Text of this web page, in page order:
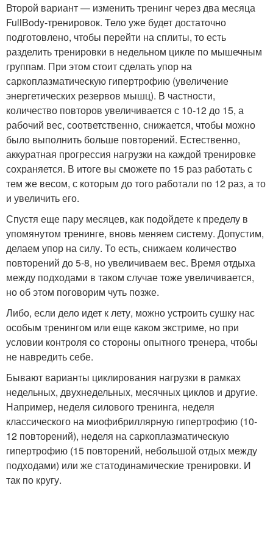
Второй вариант — изменить тренинг через два месяца
FullBody-тренировок. Тело уже будет достаточно
подготовлено, чтобы перейти на сплиты, то есть
разделить тренировки в недельном цикле по мышечным
группам. При этом стоит сделать упор на
саркоплазматическую гипертрофию (увеличение
энергетических резервов мышц). В частности,
количество повторов увеличивается с 10-12 до 15, а
рабочий вес, соответственно, снижается, чтобы можно
было выполнить больше повторений. Естественно,
аккуратная прогрессия нагрузки на каждой тренировке
сохраняется. В итоге вы сможете по 15 раз работать с
тем же весом, с которым до того работали по 12 раз, а то
и увеличить его.
Спустя еще пару месяцев, как подойдете к пределу в
упомянутом тренинге, вновь меняем систему. Допустим,
делаем упор на силу. То есть, снижаем количество
повторений до 5-8, но увеличиваем вес. Время отдыха
между подходами в таком случае тоже увеличивается,
но об этом поговорим чуть позже.
Либо, если дело идет к лету, можно устроить сушку нас
особым тренингом или еще каком экстриме, но при
условии контроля со стороны опытного тренера, чтобы
не навредить себе.
Бывают варианты циклирования нагрузки в рамках
недельных, двухнедельных, месячных циклов и другие.
Например, неделя силового тренинга, неделя
классического на миофибриллярную гипертрофию (10-
12 повторений), неделя на саркоплазматическую
гипертрофию (15 повторений, небольшой отдых между
подходами) или же статодинамические тренировки. И
так по кругу.